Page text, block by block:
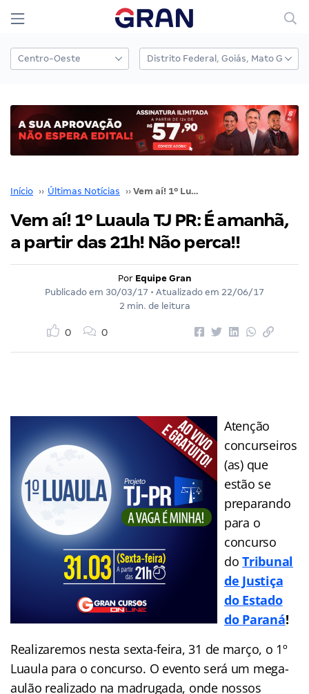
Início ›› Últimas Notícias ›› Vem aí! 1º Luaula TJ PR: É amanhã, a partir das 21h! Não perca!!
Vem aí! 1º Luaula TJ PR: É amanhã,
a partir das 21h! Não perca!!
Por Equipe Gran
Publicado em 30/03/17 • Atualizado em 22/06/17
2 min. de leitura
0 0
Atenção
concurseiros
(as) que
estão se
preparando
para o
concurso
doTribunal
de Justiça
do Estado
do Paraná!
Realizaremos nesta sexta-feira, 31 de março, o 1º
Luaula para o concurso. O evento será um mega-
aulão realizado na madrugada, onde nossos